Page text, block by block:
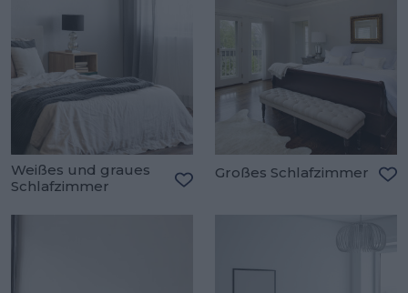
Weißes und graues
Schlafzimmer
Großes Schlafzimmer